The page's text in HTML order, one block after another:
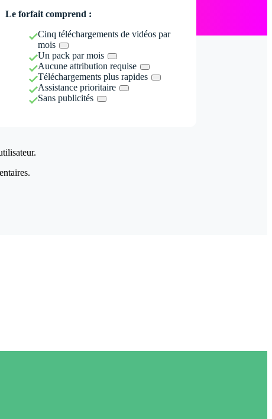
Le forfait comprend :
Cinq téléchargements de vidéos par
mois
Un pack par mois
Aucune attribution requise
Téléchargements plus rapides
Assistance prioritaire
Sans publicités